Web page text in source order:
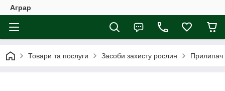
Аграр
Товари та послуги Засоби захисту рослин Прилипач